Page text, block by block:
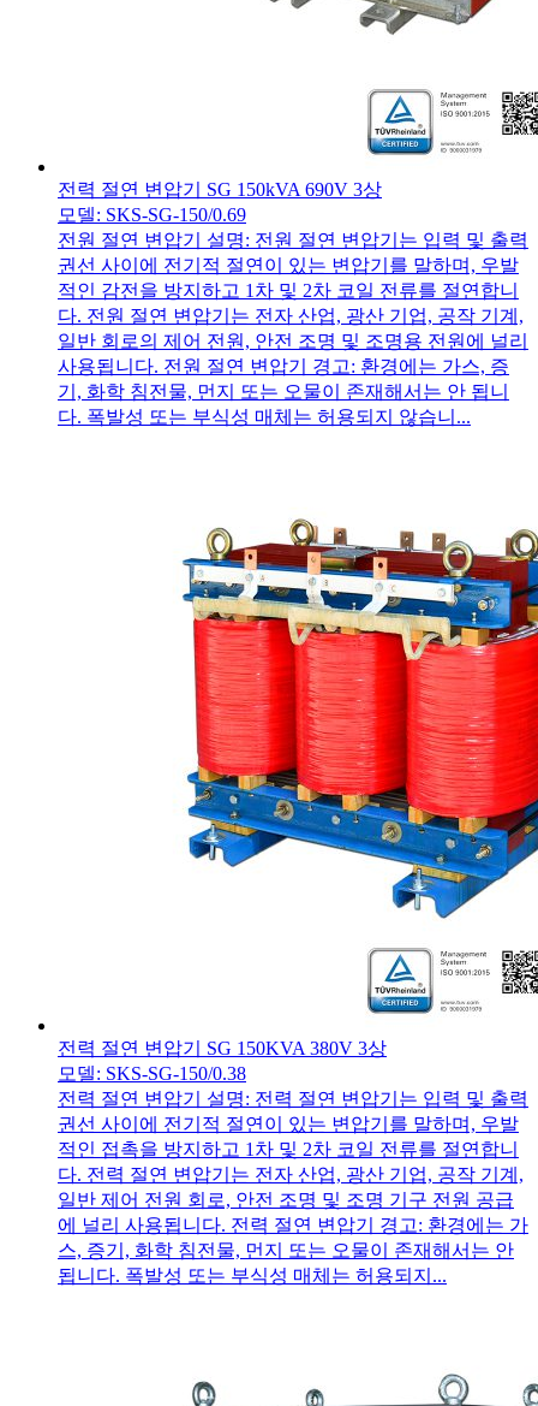
전력 절연 변압기 SG 150kVA 690V 3상
모델: SKS-SG-150/0.69
전원 절연 변압기 설명: 전원 절연 변압기는 입력 및 출력
권선 사이에 전기적 절연이 있는 변압기를 말하며, 우발
적인 감전을 방지하고 1차 및 2차 코일 전류를 절연합니
다. 전원 절연 변압기는 전자 산업, 광산 기업, 공작 기계,
일반 회로의 제어 전원, 안전 조명 및 조명용 전원에 널리
사용됩니다. 전원 절연 변압기 경고: 환경에는 가스, 증
기, 화학 침전물, 먼지 또는 오물이 존재해서는 안 됩니
다. 폭발성 또는 부식성 매체는 허용되지 않습니...
전력 절연 변압기 SG 150KVA 380V 3상
모델: SKS-SG-150/0.38
전력 절연 변압기 설명: 전력 절연 변압기는 입력 및 출력
권선 사이에 전기적 절연이 있는 변압기를 말하며, 우발
적인 접촉을 방지하고 1차 및 2차 코일 전류를 절연합니
다. 전력 절연 변압기는 전자 산업, 광산 기업, 공작 기계,
일반 제어 전원 회로, 안전 조명 및 조명 기구 전원 공급
에 널리 사용됩니다. 전력 절연 변압기 경고: 환경에는 가
스, 증기, 화학 침전물, 먼지 또는 오물이 존재해서는 안
됩니다. 폭발성 또는 부식성 매체는 허용되지...